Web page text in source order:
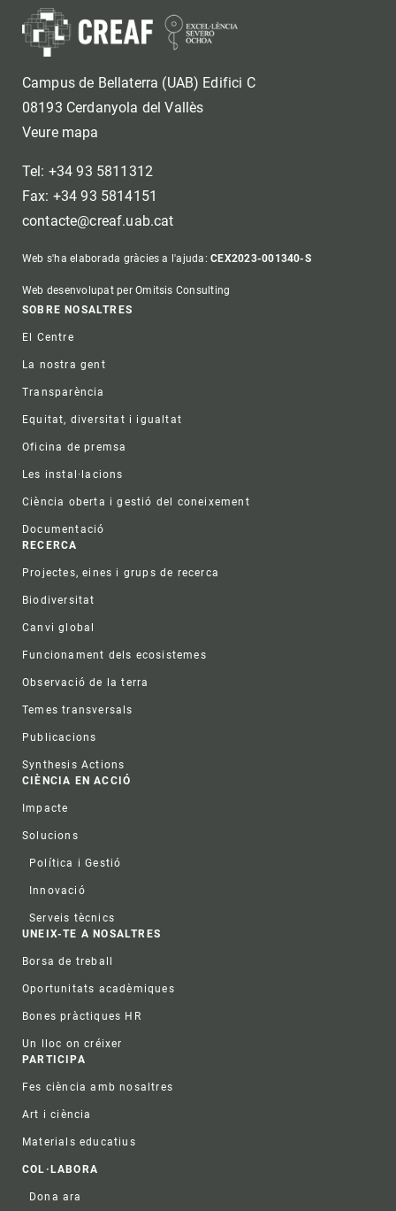
Campus de Bellaterra (UAB) Edifici C
08193 Cerdanyola del Vallès
Veure mapa
Tel: +34 93 5811312
Fax: +34 93 5814151
contacte@creaf.uab.cat
Web s'ha elaborada gràcies a l'ajuda:CEX2023-001340-S
Web desenvolupat per Omitsis Consulting
Footer
SOBRE NOSALTRES
El Centre
La nostra gent
Transparència
Equitat, diversitat i igualtat
Oficina de premsa
Les instal·lacions
Ciència oberta i gestió del coneixement
Documentació
RECERCA
Projectes, eines i grups de recerca
Biodiversitat
Canvi global
Funcionament dels ecosistemes
Observació de la terra
Temes transversals
Publicacions
Synthesis Actions
CIÈNCIA EN ACCIÓ
Impacte
Solucions
Política i Gestió
Innovació
Serveis tècnics
UNEIX-TE A NOSALTRES
Borsa de treball
Oportunitats acadèmiques
Bones pràctiques HR
Un lloc on créixer
PARTICIPA
Fes ciència amb nosaltres
Art i ciència
Materials educatius
COL·LABORA
Dona ara